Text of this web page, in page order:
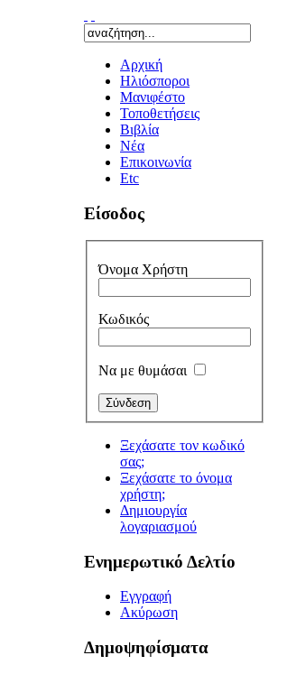
Αρχική
Ηλιόσποροι
Μανιφέστο
Τοποθετήσεις
Bιβλία
Νέα
Επικοινωνία
Etc
Είσοδος
Όνομα Χρήστη
Κωδικός
Να με θυμάσαι
Ξεχάσατε τον κωδικό
σας;
Ξεχάσατε το όνομα
χρήστη;
Δημιουργία
λογαριασμού
Ενημερωτικό Δελτίο
Εγγραφή
Ακύρωση
Δημοψηφίσματα